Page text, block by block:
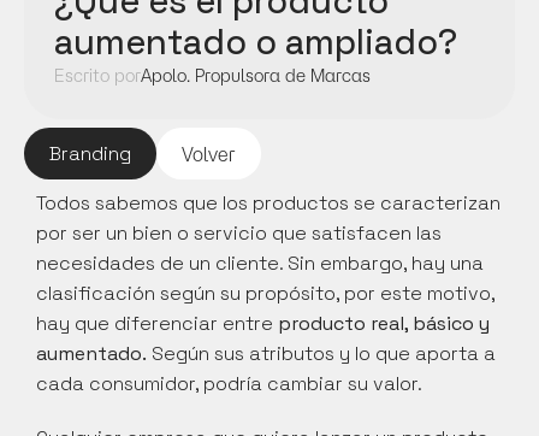
Branding Volver
Todos sabemos que los productos se caracterizan
por ser un bien o servicio que satisfacen las
necesidades de un cliente. Sin embargo, hay una
clasificación según su propósito, por este motivo,
hay que diferenciar entre producto real, básico y
aumentado. Según sus atributos y lo que aporta a
cada consumidor, podría cambiar su valor.
aumentado o ampliado?
Escrito porApolo. Propulsora de Marcas